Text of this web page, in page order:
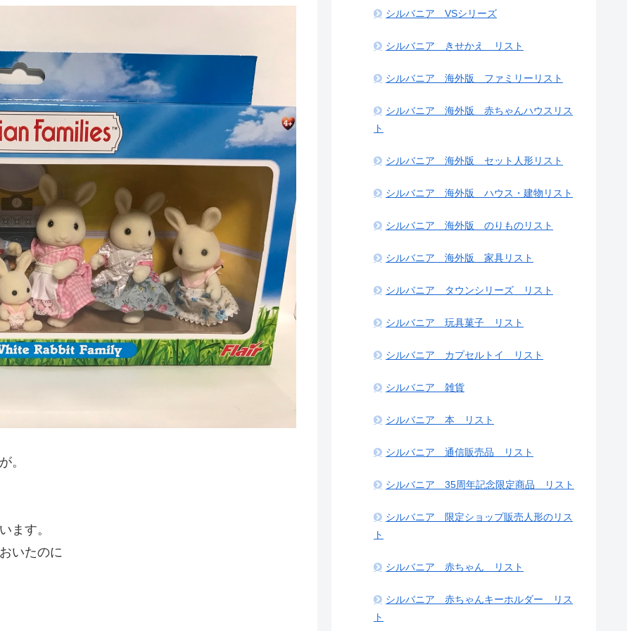
。
ます。
いたのに
シルバニア VSシリーズ
シルバニア きせかえ リスト
シルバニア 海外版 ファミリーリスト
シルバニア 海外版 赤ちゃんハウスリス
ト
シルバニア 海外版 セット人形リスト
シルバニア 海外版 ハウス・建物リスト
シルバニア 海外版 のりものリスト
シルバニア 海外版 家具リスト
シルバニア タウンシリーズ リスト
シルバニア 玩具菓子 リスト
シルバニア カプセルトイ リスト
シルバニア 雑貨
シルバニア 本 リスト
シルバニア 通信販売品 リスト
シルバニア 35周年記念限定商品 リスト
シルバニア 限定ショップ販売人形のリス
ト
シルバニア 赤ちゃん リスト
シルバニア 赤ちゃんキーホルダー リス
ト